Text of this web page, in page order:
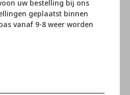
uw bestelling bij ons
geplaatst binnen
vanaf 9-8 weer worden
is.
van badmatten,